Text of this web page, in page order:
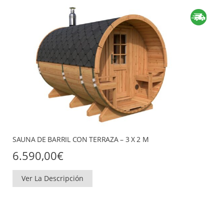
SAUNA DE BARRIL CON TERRAZA – 3 X 2 M
6.590,00€
Ver La Descripción